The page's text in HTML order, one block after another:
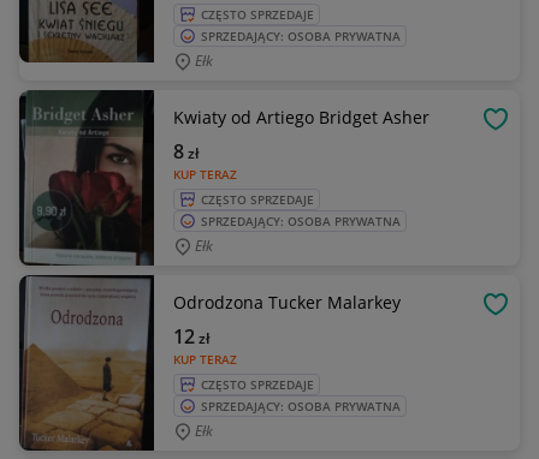
CZĘSTO SPRZEDAJE
SPRZEDAJĄCY: OSOBA PRYWATNA
Ełk
Kwiaty od Artiego Bridget Asher
KUP TERAZ
8zł
CZĘSTO SPRZEDAJE
SPRZEDAJĄCY: OSOBA PRYWATNA
Ełk
Odrodzona Tucker Malarkey
KUP TERAZ
12zł
CZĘSTO SPRZEDAJE
SPRZEDAJĄCY: OSOBA PRYWATNA
Ełk